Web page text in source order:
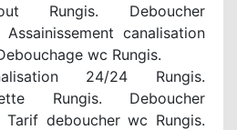
Rungis. Deboucher
Assainissement canalisation
wc Rungis.
24/24 Rungis.
Rungis. Deboucher
Tarif deboucher wc Rungis.